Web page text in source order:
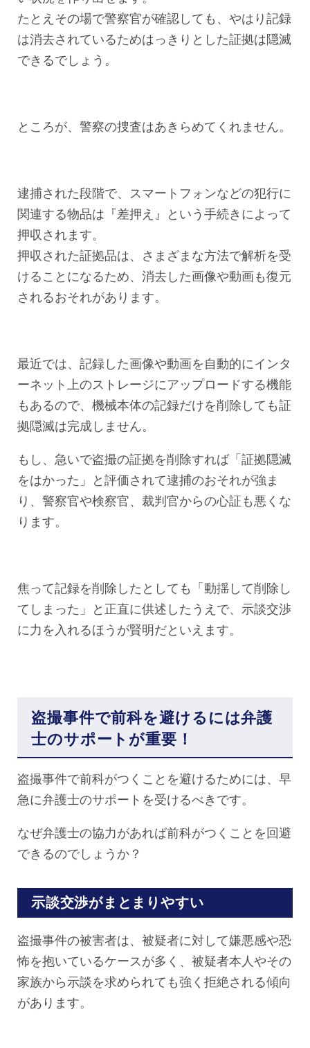
たとえその場で警察官が確認しても、やはり記録
は消去されているためはっきりとした証拠は隠滅
できるでしょう。
ところが、警察の捜査はあきらめてくれません。
逮捕された段階で、スマートフォンなどの犯行に
関連する物品は『差押え』という手続きによって
押収されます。
押収された証拠品は、さまざまな方法で解析を受
けることになるため、消去した画像や動画も復元
されるおそれがあります。
最近では、記録した画像や動画を自動的にインタ
ーネット上のストレージにアップロードする機能
もあるので、機械本体の記録だけを削除しても証
拠隠滅は完成しません。
もし、急いで盗撮の証拠を削除すれば「証拠隠滅
をはかった」と評価されて逮捕のおそれが強ま
り、警察官や検察官、裁判官からの心証も悪くな
ります。
焦って記録を削除したとしても「動揺して削除し
てしまった」と正直に供述したうえで、示談交渉
に力を入れるほうが賢明だといえます。
盗撮事件で前科を避けるには弁護
士のサポートが重要！
盗撮事件で前科がつくことを避けるためには、早
急に弁護士のサポートを受けるべきです。
なぜ弁護士の協力があれば前科がつくことを回避
できるのでしょうか？
示談交渉がまとまりやすい
盗撮事件の被害者は、被疑者に対して嫌悪感や恐
怖を抱いているケースが多く、被疑者本人やその
家族から示談を求められても強く拒絶される傾向
があります。